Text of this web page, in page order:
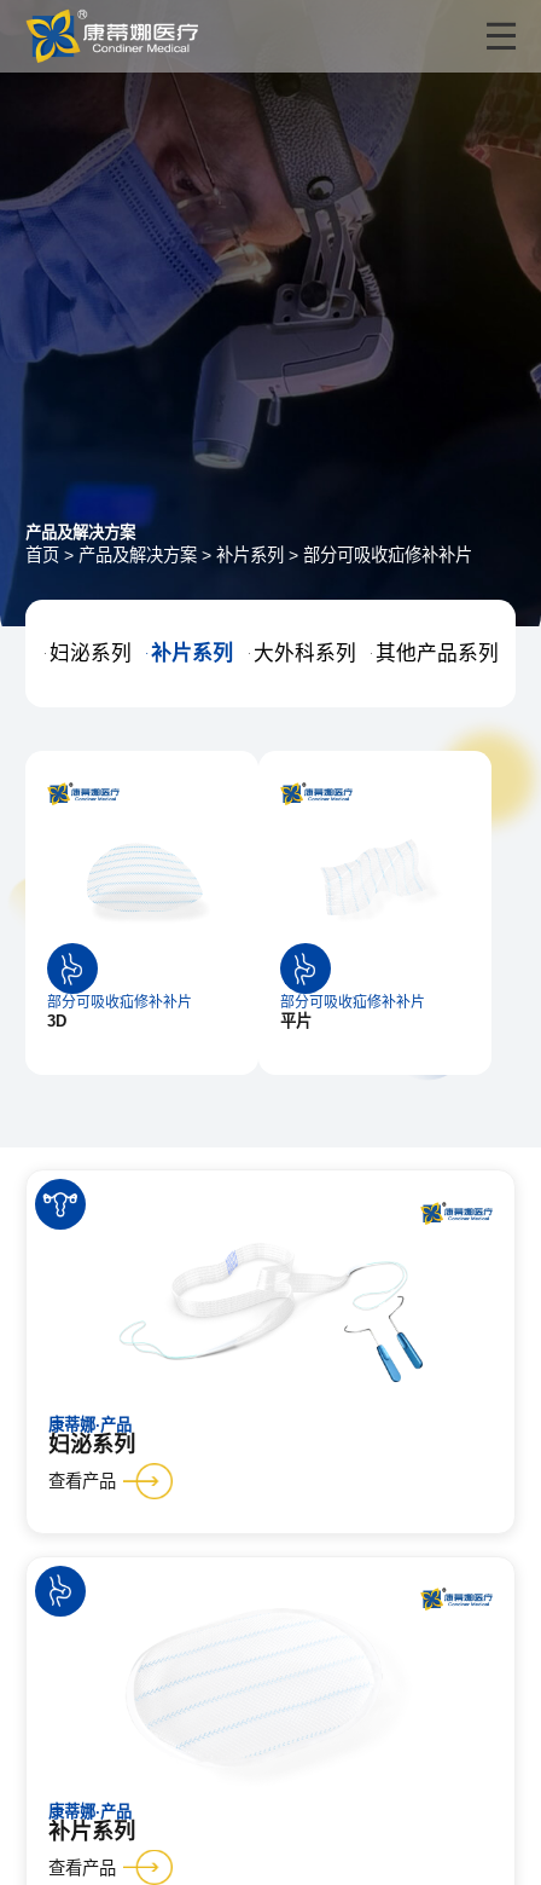
产品及解决方案
首页 > 产品及解决方案 > 补片系列 > 部分可吸收疝修补补片
 妇泌系列 补片系列  大外科系列  其他产品系列
部分可吸收疝修补补片
3D
部分可吸收疝修补补片
平片
康蒂娜·产品
妇泌系列
查看产品
康蒂娜·产品
补片系列
查看产品